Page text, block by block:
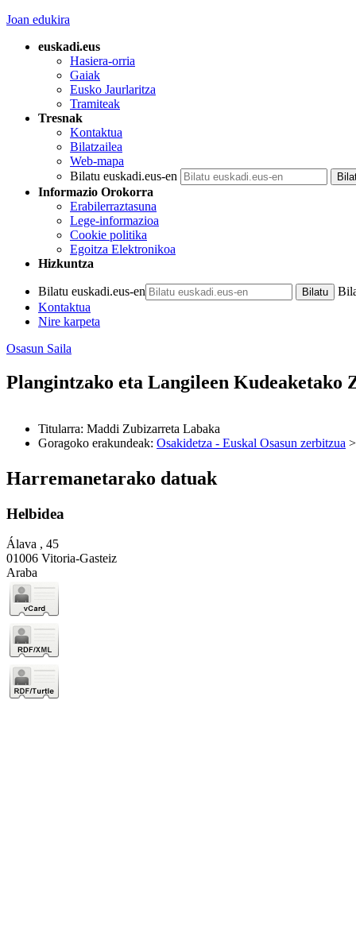
Joan edukira
euskadi.eus
Hasiera-orria
Gaiak
Eusko Jaurlaritza
Tramiteak
Tresnak
Kontaktua
Bilatzailea
Web-mapa
Bilatu euskadi.eus-en
Informazio Orokorra
Erabilerraztasuna
Lege-informazioa
Cookie politika
Egoitza Elektronikoa
Hizkuntza
Bilatu euskadi.eus-en
Kontaktua
Nire karpeta
Osasun Saila
Plangintzako eta Langileen Kudeaketako
Titularra: Maddi Zubizarreta Labaka
Goragoko erakundeak: Osakidetza - Euskal Osasun zerbitzua
Harremanetarako datuak
Helbidea
Álava , 45
01006 Vitoria-Gasteiz
Araba